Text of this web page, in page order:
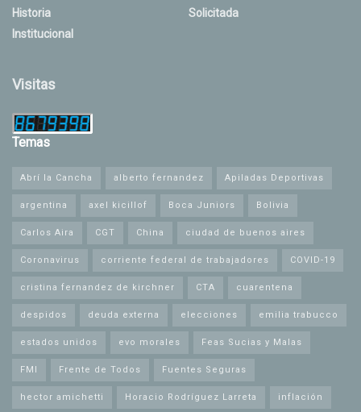
Historia
Institucional
Solicitada
Visitas
Temas
Abrí la Cancha alberto fernandez Apiladas Deportivas
argentina axel kicillof Boca Juniors Bolivia
Carlos Aira CGT China ciudad de buenos aires
Coronavirus corriente federal de trabajadores COVID-19
cristina fernandez de kirchner CTA cuarentena
despidos deuda externa elecciones emilia trabucco
estados unidos evo morales Feas Sucias y Malas
FMI Frente de Todos Fuentes Seguras
hector amichetti Horacio Rodríguez Larreta inflación